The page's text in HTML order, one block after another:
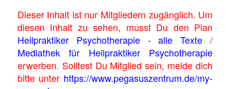
Dieser Inhalt ist nur Mitgliedern zugänglich. Um
diesen Inhalt zu sehen, musst Du den Plan
Heilpraktiker Psychotherapie - alle Texte /
Mediathek für Heilpraktiker Psychotherapie
erwerben. Solltest Du Mitglied sein, melde dich
bitte unter https://www.pegasuszentrum.de/my-